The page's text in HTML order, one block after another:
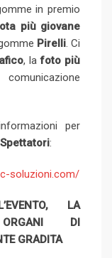
in premio
più giovane
Pirelli. Ci
, lafoto più
per
:
soluzioni.com/
LA
ORGANI DI
GRADITA